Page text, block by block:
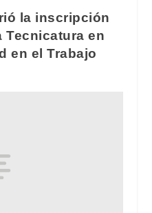
la inscripción
Tecnicatura en
en el Trabajo